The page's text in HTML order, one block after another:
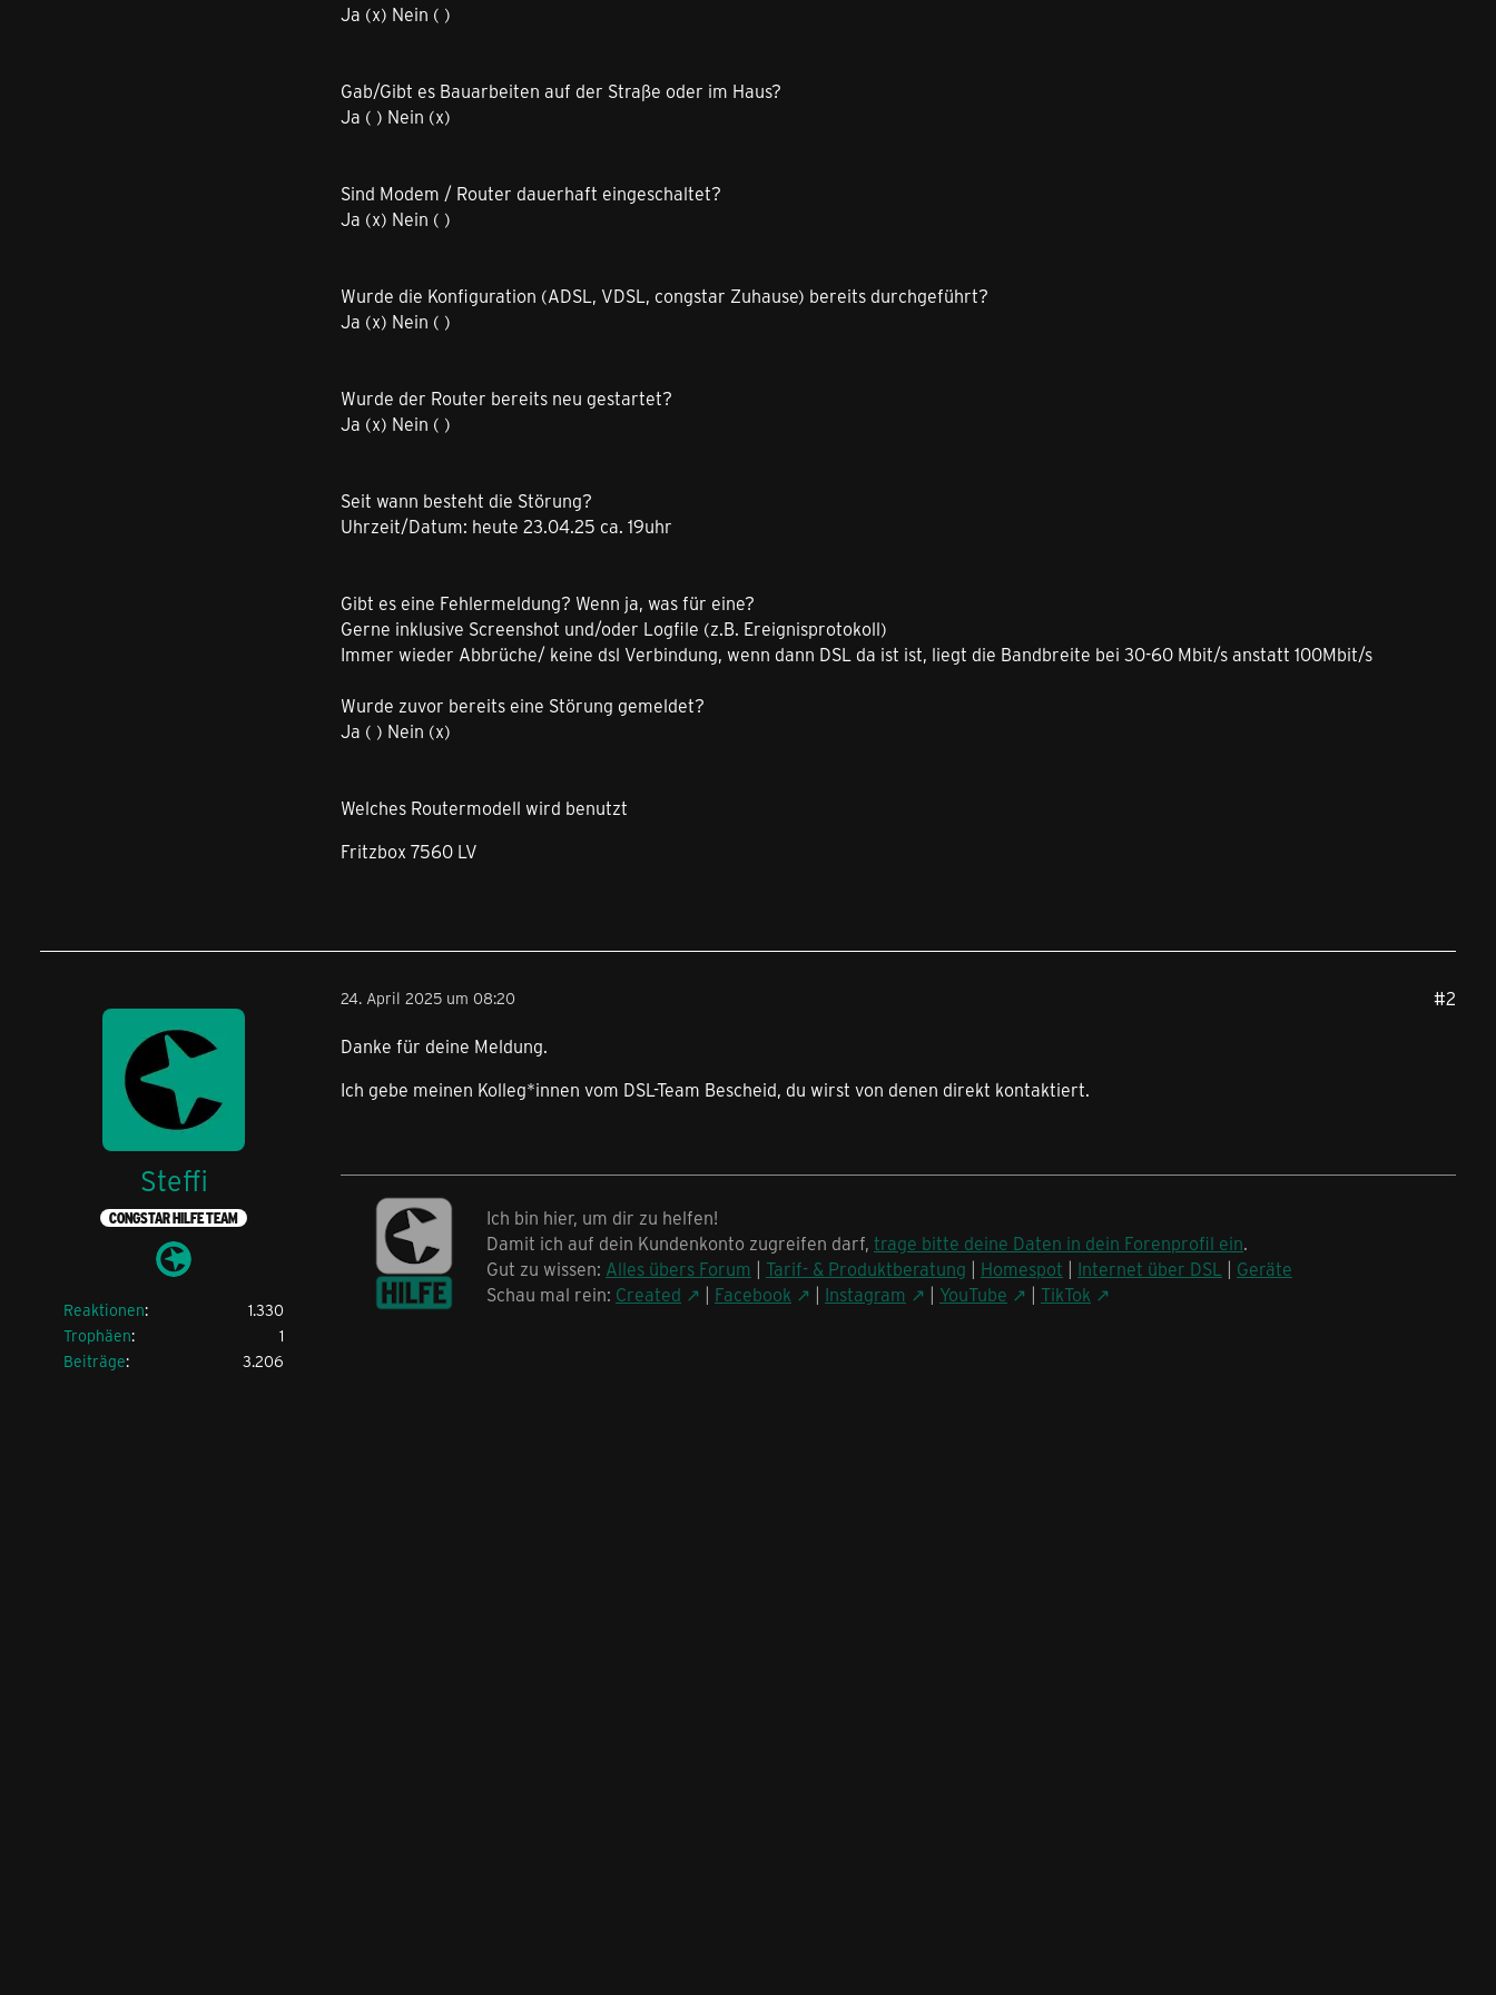
Ja (x) Nein ( )
Gab/Gibt es Bauarbeiten auf der Straße oder im Haus?
Ja ( ) Nein (x)
Sind Modem / Router dauerhaft eingeschaltet?
Ja (x) Nein ( )
Wurde die Konfiguration (ADSL, VDSL, congstar Zuhause) bereits durchgeführt?
Ja (x) Nein ( )
Wurde der Router bereits neu gestartet?
Ja (x) Nein ( )
Seit wann besteht die Störung?
Uhrzeit/Datum: heute 23.04.25 ca. 19uhr
Gibt es eine Fehlermeldung? Wenn ja, was für eine?
Gerne inklusive Screenshot und/oder Logfile (z.B. Ereignisprotokoll)
Immer wieder Abbrüche/ keine dsl Verbindung, wenn dann DSL da ist ist, liegt die Bandbreite bei 30-60 Mbit/s anstatt 100Mbit/s
Wurde zuvor bereits eine Störung gemeldet?
Ja ( ) Nein (x)
Welches Routermodell wird benutzt
Fritzbox 7560 LV
Steffi
CONGSTAR HILFE TEAM
Reaktionen
1.330
Trophäen
1
Beiträge
3.206
24. April 2025 um 08:20 #2
Danke für deine Meldung.
Ich gebe meinen Kolleg*innen vom DSL-Team Bescheid, du wirst von denen direkt kontaktiert.
Ich bin hier, um dir zu helfen!
Damit ich auf dein Kundenkonto zugreifen darf, trage bitte deine Daten in dein Forenprofil ein.
Gut zu wissen: Alles übers Forum | Tarif- & Produktberatung | Homespot | Internet über DSL | Geräte
Schau mal rein: Created | Facebook | Instagram | YouTube | TikTok